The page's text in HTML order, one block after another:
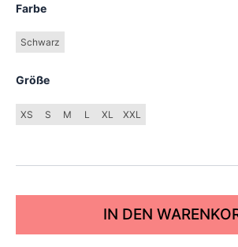
Farbe
Schwarz
Größe
XS S M L XL XXL
IN DEN